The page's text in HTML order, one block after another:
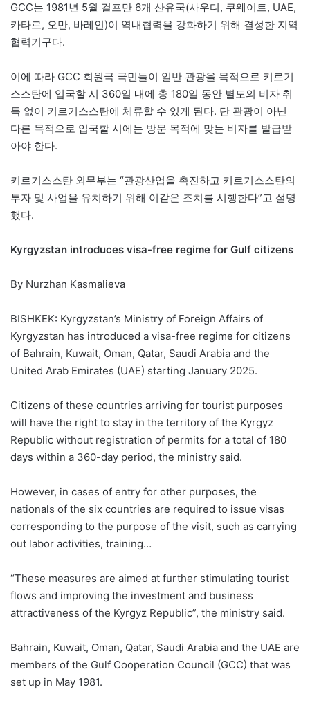
GCC는 1981년 5월 걸프만 6개 산유국(사우디, 쿠웨이트, UAE,
카타르, 오만, 바레인)이 역내협력을 강화하기 위해 결성한 지역
협력기구다.
이에 따라 GCC 회원국 국민들이 일반 관광을 목적으로 키르기
스스탄에 입국할 시 360일 내에 총 180일 동안 별도의 비자 취
득 없이 키르기스스탄에 체류할 수 있게 된다. 단 관광이 아닌
다른 목적으로 입국할 시에는 방문 목적에 맞는 비자를 발급받
아야 한다.
키르기스스탄 외무부는 “관광산업을 촉진하고 키르기스스탄의
투자 및 사업을 유치하기 위해 이같은 조치를 시행한다”고 설명
했다.
Kyrgyzstan introduces visa-free regime for Gulf citizens
By Nurzhan Kasmalieva
BISHKEK: Kyrgyzstan’s Ministry of Foreign Affairs of
Kyrgyzstan has introduced a visa-free regime for citizens
of Bahrain, Kuwait, Oman, Qatar, Saudi Arabia and the
United Arab Emirates (UAE) starting January 2025.
Citizens of these countries arriving for tourist purposes
will have the right to stay in the territory of the Kyrgyz
Republic without registration of permits for a total of 180
days within a 360-day period, the ministry said.
However, in cases of entry for other purposes, the
nationals of the six countries are required to issue visas
corresponding to the purpose of the visit, such as carrying
out labor activities, training…
“These measures are aimed at further stimulating tourist
flows and improving the investment and business
attractiveness of the Kyrgyz Republic”, the ministry said.
Bahrain, Kuwait, Oman, Qatar, Saudi Arabia and the UAE are
members of the Gulf Cooperation Council (GCC) that was
set up in May 1981.